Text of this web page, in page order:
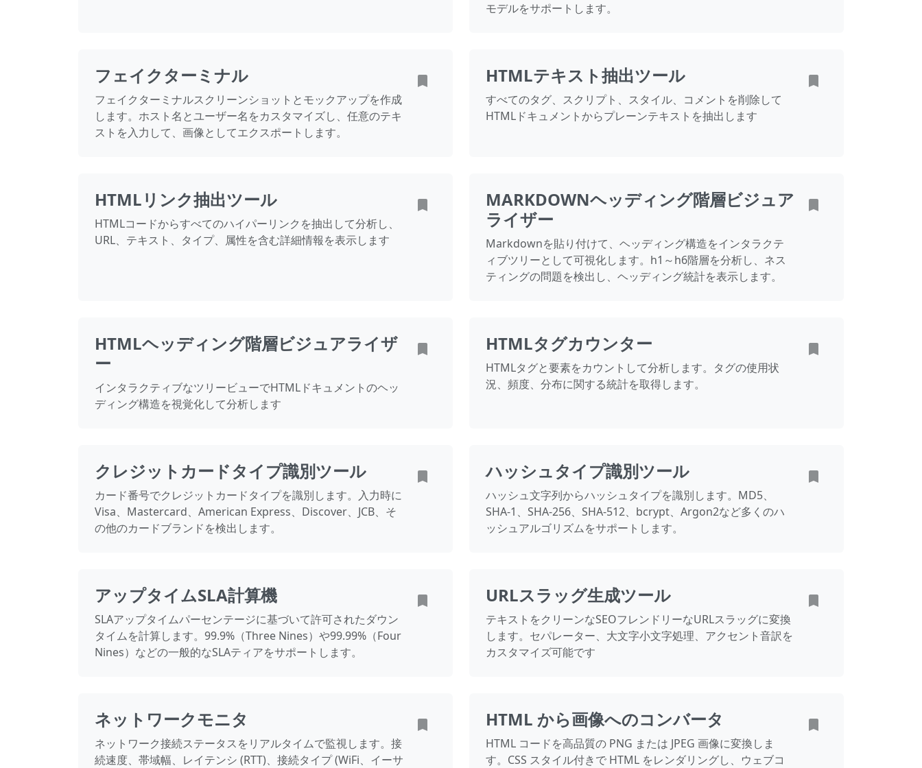
モデルをサポートします。
フェイクターミナル
フェイクターミナルスクリーンショットとモックアップを作成
します。ホスト名とユーザー名をカスタマイズし、任意のテキ
ストを入力して、画像としてエクスポートします。
HTMLテキスト抽出ツール
すべてのタグ、スクリプト、スタイル、コメントを削除して
HTMLドキュメントからプレーンテキストを抽出します
HTMLリンク抽出ツール
HTMLコードからすべてのハイパーリンクを抽出して分析し、
URL、テキスト、タイプ、属性を含む詳細情報を表示します
MARKDOWNヘッディング階層ビジュア
ライザー
Markdownを貼り付けて、ヘッディング構造をインタラクテ
ィブツリーとして可視化します。h1～h6階層を分析し、ネス
ティングの問題を検出し、ヘッディング統計を表示します。
HTMLヘッディング階層ビジュアライザ
ー
インタラクティブなツリービューでHTMLドキュメントのヘッ
ディング構造を視覚化して分析します
HTMLタグカウンター
HTMLタグと要素をカウントして分析します。タグの使用状
況、頻度、分布に関する統計を取得します。
クレジットカードタイプ識別ツール
カード番号でクレジットカードタイプを識別します。入力時に
Visa、Mastercard、American Express、Discover、JCB、そ
の他のカードブランドを検出します。
ハッシュタイプ識別ツール
ハッシュ文字列からハッシュタイプを識別します。MD5、
SHA-1、SHA-256、SHA-512、bcrypt、Argon2など多くのハ
ッシュアルゴリズムをサポートします。
アップタイムSLA計算機
SLAアップタイムパーセンテージに基づいて許可されたダウン
タイムを計算します。99.9%（Three Nines）や99.99%（Four
Nines）などの一般的なSLAティアをサポートします。
URLスラッグ生成ツール
テキストをクリーンなSEOフレンドリーなURLスラッグに変換
します。セパレーター、大文字小文字処理、アクセント音訳を
カスタマイズ可能です
ネットワークモニタ
ネットワーク接続ステータスをリアルタイムで監視します。接
続速度、帯域幅、レイテンシ (RTT)、接続タイプ (WiFi、イーサ
HTML から画像へのコンバータ
HTML コードを高品質の PNG または JPEG 画像に変換しま
す。CSS スタイル付きで HTML をレンダリングし、ウェブコ